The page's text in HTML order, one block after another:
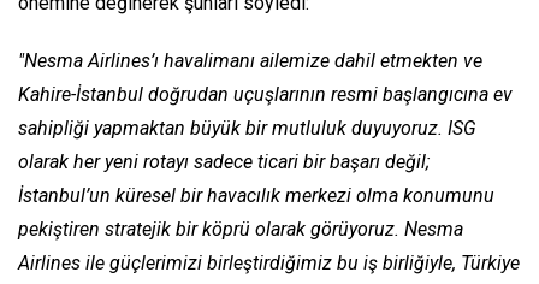
"Nesma Airlines’ı havalimanı ailemize dahil etmekten ve
Kahire-İstanbul doğrudan uçuşlarının resmi başlangıcına ev
sahipliği yapmaktan büyük bir mutluluk duyuyoruz. ISG
olarak her yeni rotayı sadece ticari bir başarı değil;
İstanbul’un küresel bir havacılık merkezi olma konumunu
pekiştiren stratejik bir köprü olarak görüyoruz. Nesma
Airlines ile güçlerimizi birleştirdiğimiz bu iş birliğiyle, Türkiye